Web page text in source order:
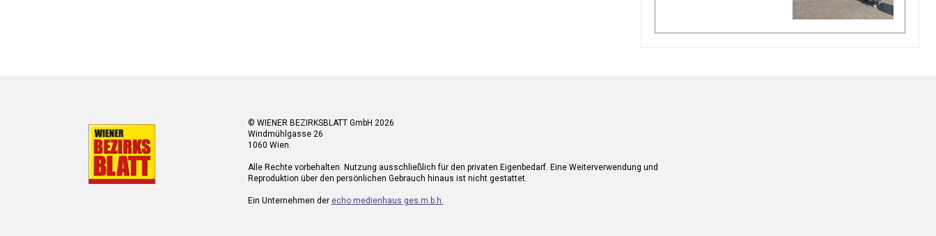
© WIENER BEZIRKSBLATT GmbH 2026
Windmühlgasse 26
1060 Wien.
Alle Rechte vorbehalten. Nutzung ausschließlich für den privaten Eigenbedarf. Eine Weiterverwendung und
Reproduktion über den persönlichen Gebrauch hinaus ist nicht gestattet.
Ein Unternehmen der echo medienhaus ges.m.b.h.